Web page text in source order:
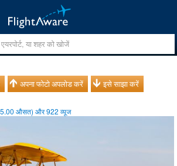
अपना फोटो अपलोड करें इसे साझा करें
5.00 औसत) और922 व्यूज